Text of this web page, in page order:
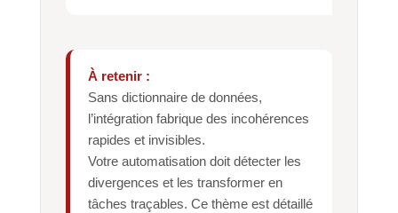
À retenir :
Sans dictionnaire de données,
l’intégration fabrique des incohérences
rapides et invisibles.
Votre automatisation doit détecter les
divergences et les transformer en
tâches traçables. Ce thème est détaillé